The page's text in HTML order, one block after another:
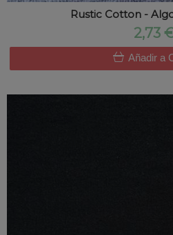
Rustic Cotton -
2,73
Añadir a